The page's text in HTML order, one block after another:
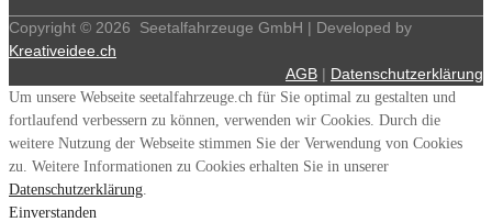
Copyright © 2026
Seetalfahrzeuge GmbH | Developed by
Kreativeidee.ch
AGB | Datenschutzerklärung
Um unsere Webseite seetalfahrzeuge.ch für Sie optimal zu gestalten und
fortlaufend verbessern zu können, verwenden wir Cookies. Durch die
weitere Nutzung der Webseite stimmen Sie der Verwendung von Cookies
zu. Weitere Informationen zu Cookies erhalten Sie in unserer
Datenschutzerklärung
Einverstanden